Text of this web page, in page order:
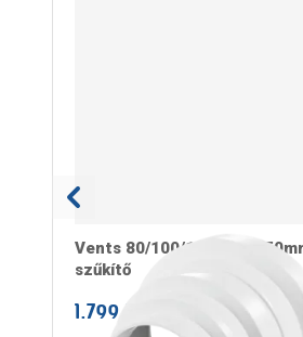
Vents 80/100/120/125/
szűkítő
1.799 Ft